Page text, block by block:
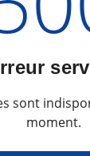
sont
moment.